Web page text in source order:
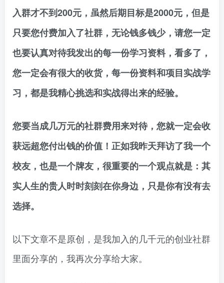
入群才不到200元，虽然后期目标是2000元，但是
只要您付费加入了社群，无论钱多钱少，请您一定
也要认真对待我发出的每一份学习资料，看多了，
您一定会有很大的收货，每一份资料和项目实战学
习，都是我精心挑选和实战得出来的经验。
您要当成几万元的社群费用来对待，您就一定会收
获远超您付出钱的价值！正如我昨天拜访了我一个
校友，也是一个牌友，很重要的一个观点就是：其
实人生的贵人时时刻刻在你身边，只是你有没有去
选择。
以下文章不是原创，是我加入的几千元的创业社群
里面分享的，我再次分享给大家。